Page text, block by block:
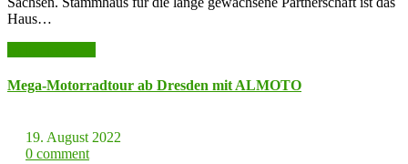
Haus…
Mega-Motorradtour ab Dresden mit ALMOTO
19. August 2022
0 comment